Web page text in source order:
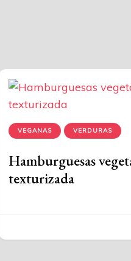
VEGANAS VERDURAS
Hamburguesas
texturizada